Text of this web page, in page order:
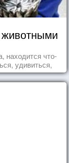
животными
находится что-
удивиться,